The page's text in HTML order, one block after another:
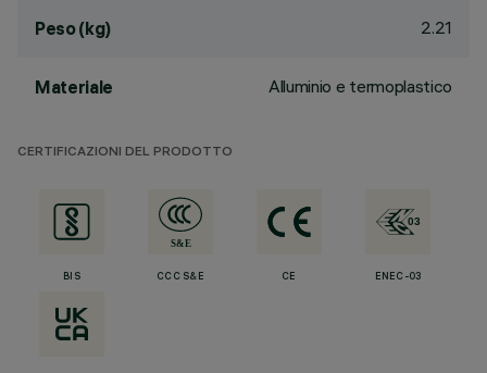
Peso (kg) 2.21
Materiale Alluminio e termoplastico
CERTIFICAZIONI DEL PRODOTTO
BIS CCC S&E CE ENEC-03